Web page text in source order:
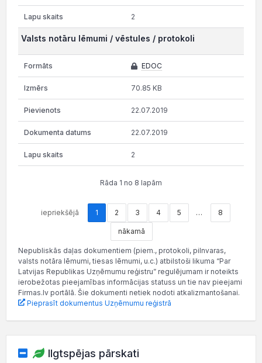
2
Valsts notāru lēmumi / vēstules / protokoli
EDOC
70.85 KB
22.07.2019
22.07.2019
2
Rāda 1 no 8 lapām
iepriekšējā 1 2 3 4 5 … 8
nākamā
Nepubliskās daļas dokumentiem (piem., protokoli, pilnvaras,
valsts notāra lēmumi, tiesas lēmumi, u.c.) atbilstoši likuma “Par
Latvijas Republikas Uzņēmumu reģistru” regulējumam ir noteikts
ierobežotas pieejamības informācijas statuss un tie nav pieejami
Firmas.lv portālā. Šie dokumenti netiek nodoti atkalizmantošanai.
Pieprasīt dokumentus Uzņēmumu reģistrā
Ilgtspējas pārskati